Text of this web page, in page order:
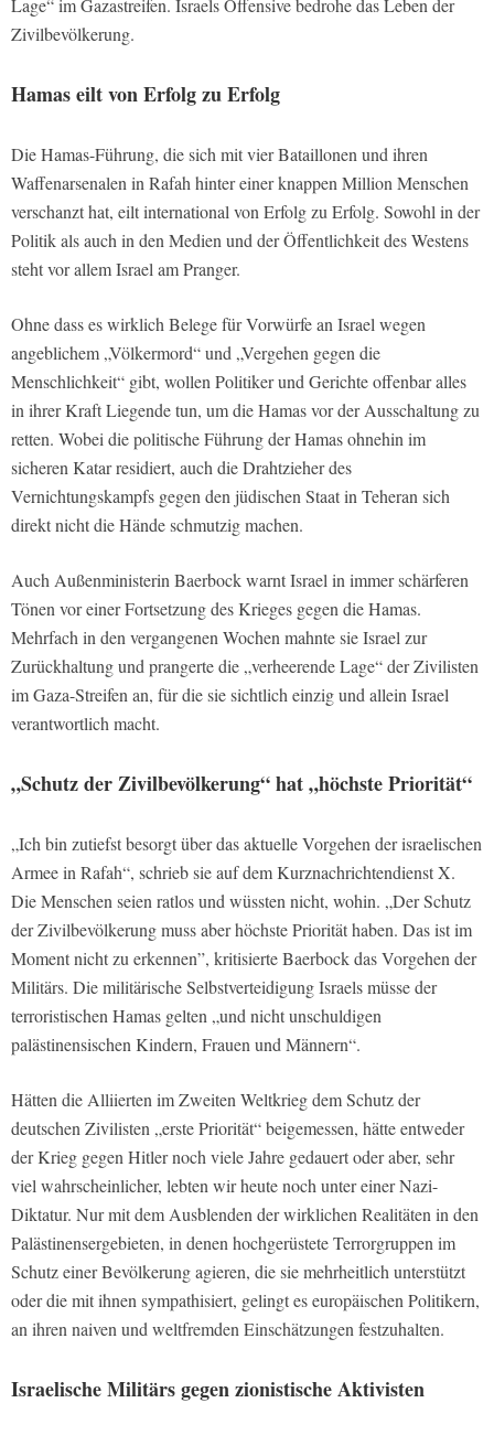
Zivilbevölkerung.
Hamas eilt von Erfolg zu Erfolg
Die Hamas-Führung, die sich mit vier Bataillonen und ihren
Waffenarsenalen in Rafah hinter einer knappen Million Menschen
verschanzt hat, eilt international von Erfolg zu Erfolg. Sowohl in der
Politik als auch in den Medien und der Öffentlichkeit des Westens
steht vor allem Israel am Pranger.
Ohne dass es wirklich Belege für Vorwürfe an Israel wegen
angeblichem „Völkermord“ und „Vergehen gegen die
Menschlichkeit“ gibt, wollen Politiker und Gerichte offenbar alles
in ihrer Kraft Liegende tun, um die Hamas vor der Ausschaltung zu
retten. Wobei die politische Führung der Hamas ohnehin im
sicheren Katar residiert, auch die Drahtzieher des
Vernichtungskampfs gegen den jüdischen Staat in Teheran sich
direkt nicht die Hände schmutzig machen.
Auch Außenministerin Baerbock warnt Israel in immer schärferen
Tönen vor einer Fortsetzung des Krieges gegen die Hamas.
Mehrfach in den vergangenen Wochen mahnte sie Israel zur
Zurückhaltung und prangerte die „verheerende Lage“ der Zivilisten
im Gaza-Streifen an, für die sie sichtlich einzig und allein Israel
verantwortlich macht.
„Schutz der Zivilbevölkerung“ hat „höchste Priorität“
„Ich bin zutiefst besorgt über das aktuelle Vorgehen der israelischen
Armee in Rafah“, schrieb sie auf dem Kurznachrichtendienst X.
Die Menschen seien ratlos und wüssten nicht, wohin. „Der Schutz
der Zivilbevölkerung muss aber höchste Priorität haben. Das ist im
Moment nicht zu erkennen”, kritisierte Baerbock das Vorgehen der
Militärs. Die militärische Selbstverteidigung Israels müsse der
terroristischen Hamas gelten „und nicht unschuldigen
palästinensischen Kindern, Frauen und Männern“.
Hätten die Alliierten im Zweiten Weltkrieg dem Schutz der
deutschen Zivilisten „erste Priorität“ beigemessen, hätte entweder
der Krieg gegen Hitler noch viele Jahre gedauert oder aber, sehr
viel wahrscheinlicher, lebten wir heute noch unter einer Nazi-
Diktatur. Nur mit dem Ausblenden der wirklichen Realitäten in den
Palästinensergebieten, in denen hochgerüstete Terrorgruppen im
Schutz einer Bevölkerung agieren, die sie mehrheitlich unterstützt
oder die mit ihnen sympathisiert, gelingt es europäischen Politikern,
an ihren naiven und weltfremden Einschätzungen festzuhalten.
Israelische Militärs gegen zionistische Aktivisten